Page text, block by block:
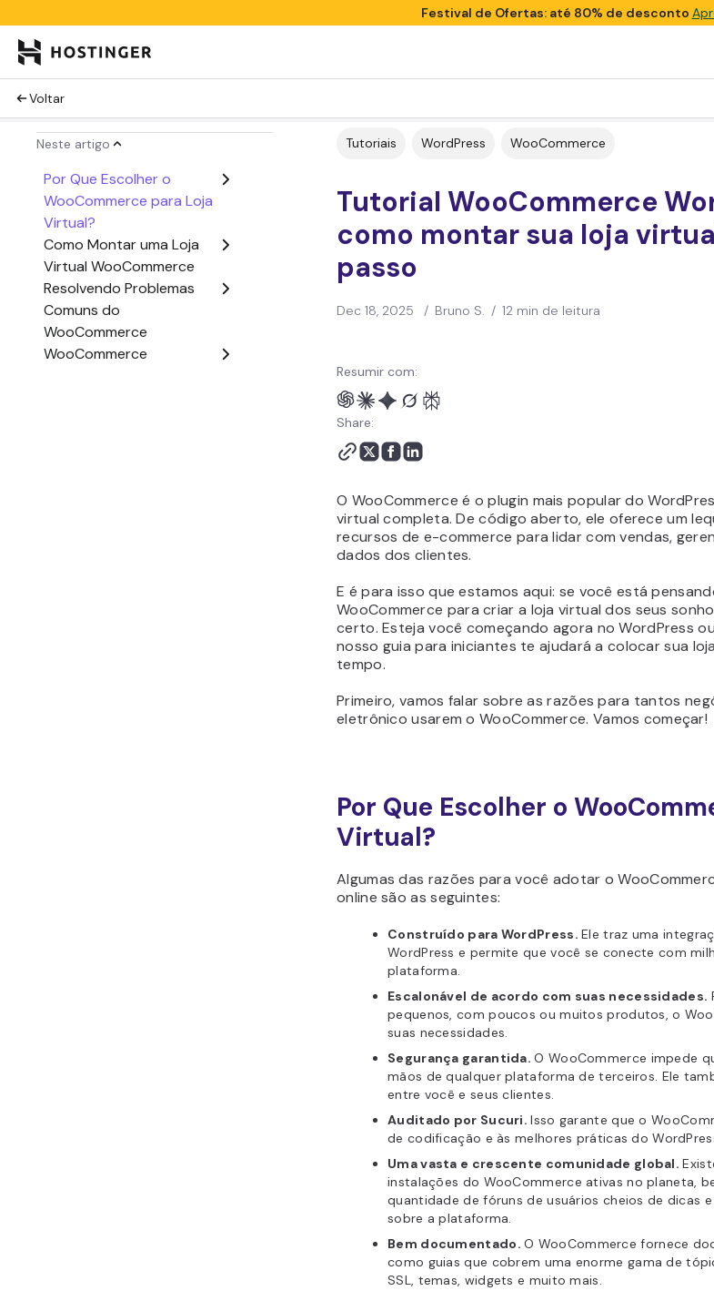
Festival de Ofertas: até 80% de desconto
Voltar
Neste artigo
Por Que Escolher o
WooCommerce para Loja
Virtual?
Como Montar uma Loja
Virtual WooCommerce
Resolvendo Problemas
Comuns do
WooCommerce
WooCommerce
Tutoriais WordPress WooCommerce
Tutorial WooCommerce
como montar sua loja
passo
Dec 18, 2025 / Bruno S. / 12 min de leitura
Resumir com:
Share:
O WooCommerce é o plugin mais popular do
virtual completa. De código aberto, ele oferece um
recursos de e-commerce para lidar com vendas,
dados dos clientes.
E é para isso que estamos aqui: se você está
WooCommerce para criar a loja virtual dos seus
certo. Esteja você começando agora no WordPress
nosso guia para iniciantes te ajudará a colocar sua
tempo.
Primeiro, vamos falar sobre as razões para tantos
eletrônico usarem o WooCommerce. Vamos começar!
Por Que Escolher o
Virtual?
Algumas das razões para você adotar o
online são as seguintes:
Construído para WordPress.Ele traz uma
WordPress e permite que você se conecte com
plataforma.
Escalonável de acordo com suas necessidades.
pequenos, com poucos ou muitos produtos, o
suas necessidades.
Segurança garantida.O WooCommerce impede
mãos de qualquer plataforma de terceiros. Ele
entre você e seus clientes.
Auditado por Sucuri.Isso garante que o
de codificação e às melhores práticas do
Uma vasta e crescente comunidade global.
instalações do WooCommerce ativas no planeta,
quantidade de fóruns de usuários cheios de dicas
sobre a plataforma.
Bem documentado.O WooCommerce fornece
como guias que cobrem uma enorme gama de
SSL, temas, widgets e muito mais.